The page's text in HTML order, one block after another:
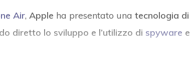
Air, Apple ha presentato una tecnologia di
diretto lo sviluppo e l’utilizzo di spyware e